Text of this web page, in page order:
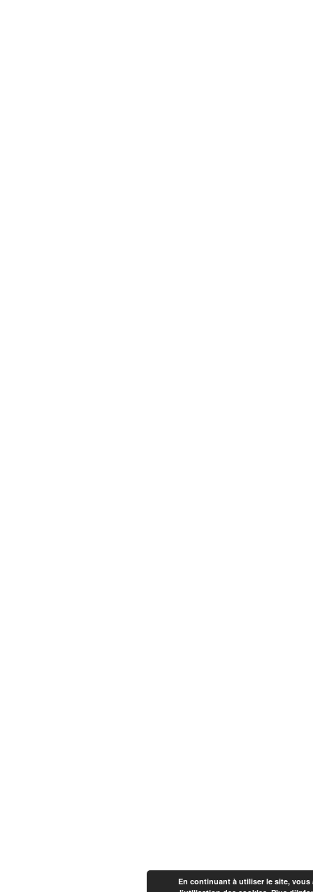
En continuant à utiliser le site, vous